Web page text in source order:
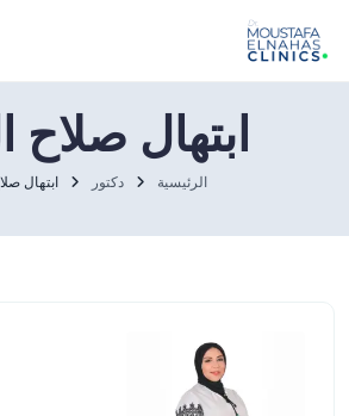
ابتهال صلاح
الرئيسية دكتور ابتهال